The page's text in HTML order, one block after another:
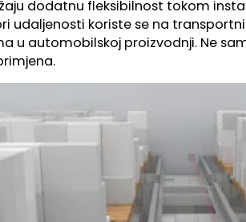
dodatnu fleksibilnost tokom
udaljenosti koriste se na
u automobilskoj proizvodnji. Ne